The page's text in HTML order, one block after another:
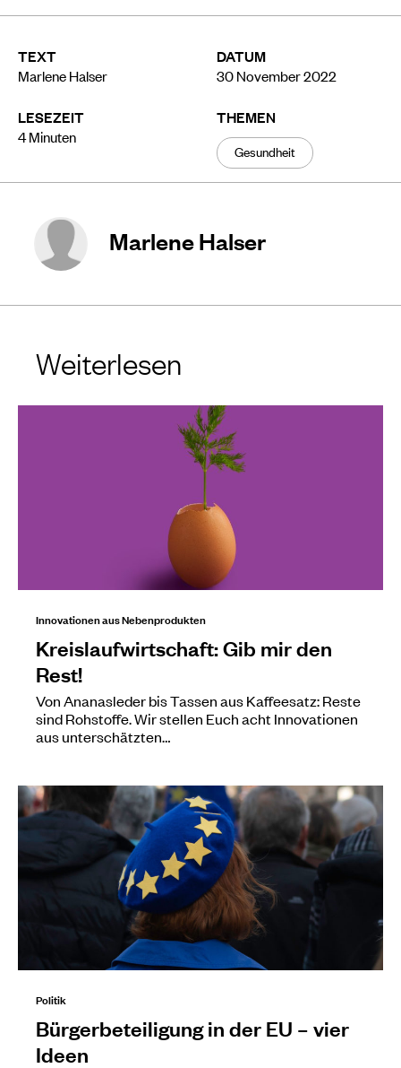
TEXT
Marlene Halser
LESEZEIT
4Minuten
DATUM
30 November 2022
THEMEN
Gesundheit
Marlene Halser
Weiterlesen
Innovationen aus Nebenprodukten
Kreislaufwirtschaft: Gib mir den
Rest!
Von Ananasleder bis Tassen aus Kaffeesatz: Reste
sind Rohstoffe. Wir stellen Euch acht Innovationen
aus unterschätzten…
Politik
Bürgerbeteiligung in der EU – vier
Ideen